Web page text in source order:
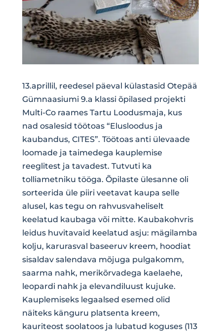
13.aprillil, reedesel päeval külastasid Otepää
Gümnaasiumi 9.a klassi õpilased projekti
Multi-Co raames Tartu Loodusmaja, kus
nad osalesid töötoas “Elusloodus ja
kaubandus, CITES”. Töötoas anti ülevaade
loomade ja taimedega kauplemise
reeglitest ja tavadest. Tutvuti ka
tolliametniku tööga. Õpilaste ülesanne oli
sorteerida üle piiri veetavat kaupa selle
alusel, kas tegu on rahvusvaheliselt
keelatud kaubaga või mitte. Kaubakohvris
leidus huvitavaid keelatud asju: mägilamba
kolju, karurasval baseeruv kreem, hoodiat
sisaldav salendava mõjuga pulgakomm,
saarma nahk, merikõrvadega kaelaehe,
leopardi nahk ja elevandiluust kujuke.
Kauplemiseks legaalsed esemed olid
näiteks känguru platsenta kreem,
kauriteost soolatoos ja lubatud koguses (113